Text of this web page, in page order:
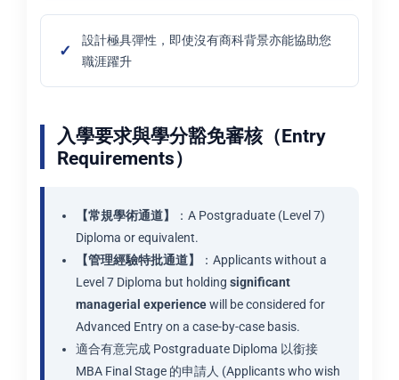
設計極具彈性，即使沒有商科背景亦能協助您
職涯躍升
入學要求與學分豁免審核（Entry
Requirements）
【常規學術通道】
：A Postgraduate (Level 7)
Diploma or equivalent.
【管理經驗特批通道】
：Applicants without a
Level 7 Diploma but holding significant
managerial experiencewill be considered for
Advanced Entry on a case-by-case basis.
適合有意完成 Postgraduate Diploma 以銜接
MBA Final Stage 的申請人 (Applicants who wish